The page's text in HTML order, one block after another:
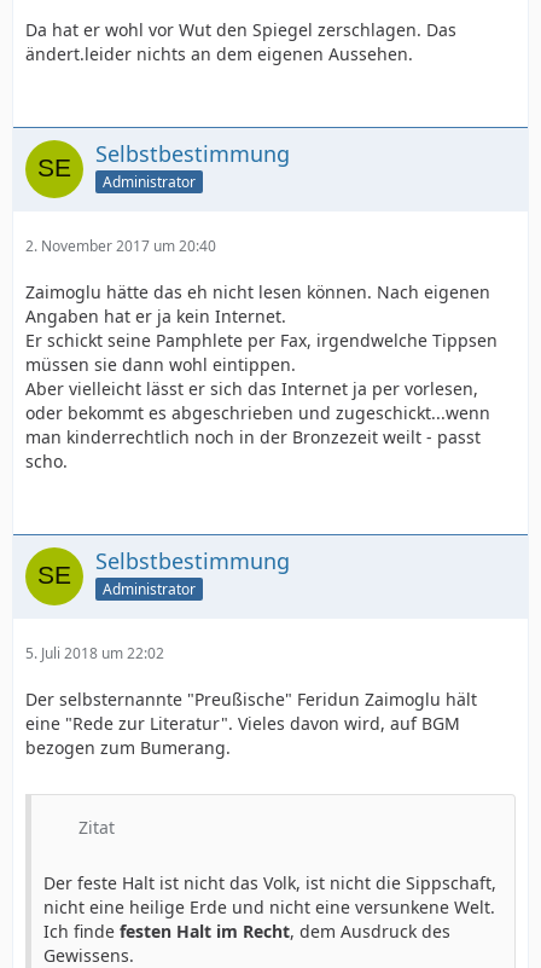
Da hat er wohl vor Wut den Spiegel zerschlagen. Das
ändert.leider nichts an dem eigenen Aussehen.
Selbstbestimmung
Administrator
2. November 2017 um 20:40
Zaimoglu hätte das eh nicht lesen können. Nach eigenen
Angaben hat er ja kein Internet.
Er schickt seine Pamphlete per Fax, irgendwelche Tippsen
müssen sie dann wohl eintippen.
Aber vielleicht lässt er sich das Internet ja per vorlesen,
oder bekommt es abgeschrieben und zugeschickt...wenn
man kinderrechtlich noch in der Bronzezeit weilt - passt
scho.
Selbstbestimmung
Administrator
5. Juli 2018 um 22:02
Der selbsternannte "Preußische" Feridun Zaimoglu hält
eine "Rede zur Literatur". Vieles davon wird, auf BGM
bezogen zum Bumerang.
Zitat
Der feste Halt ist nicht das Volk, ist nicht die Sippschaft,
nicht eine heilige Erde und nicht eine versunkene Welt.
Ich finde festen Halt im Recht, dem Ausdruck des
Gewissens.